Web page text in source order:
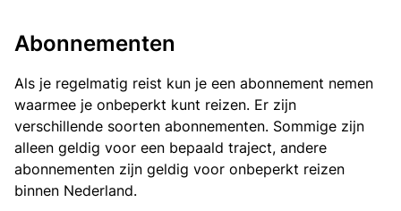
Abonnementen
Als je regelmatig reist kun je een abonnement nemen
waarmee je onbeperkt kunt reizen. Er zijn
verschillende soorten abonnementen. Sommige zijn
alleen geldig voor een bepaald traject, andere
abonnementen zijn geldig voor onbeperkt reizen
binnen Nederland.